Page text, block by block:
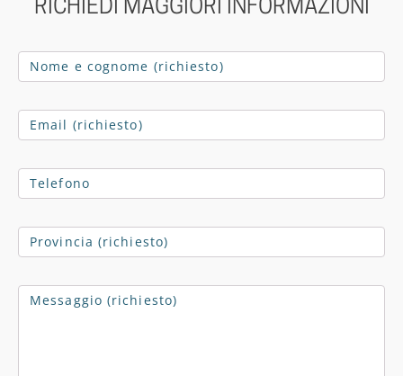
RICHIEDI MAGGIORI INFORMAZIONI